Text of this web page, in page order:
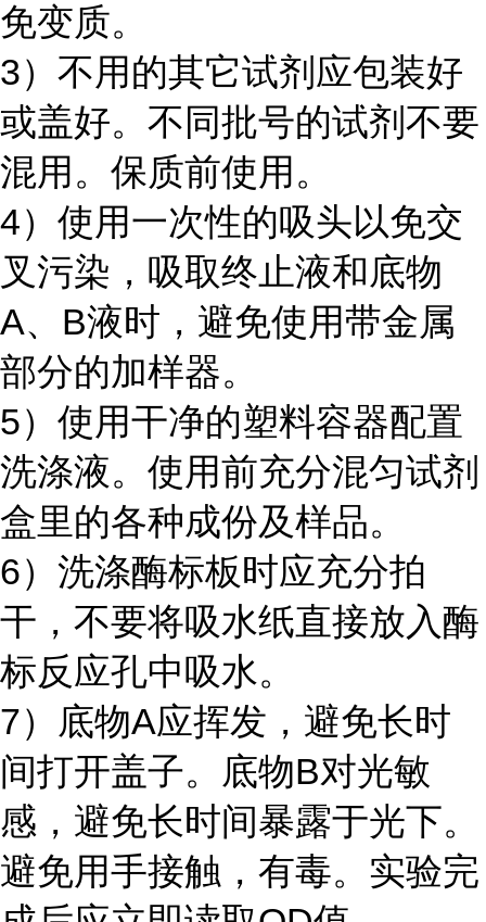
免变质。
3）不用的其它试剂应包装好
或盖好。不同批号的试剂不要
混用。保质前使用。
4）使用一次性的吸头以免交
叉污染，吸取终止液和底物
A、B液时，避免使用带金属
部分的加样器。
5）使用干净的塑料容器配置
洗涤液。使用前充分混匀试剂
盒里的各种成份及样品。
6）洗涤酶标板时应充分拍
干，不要将吸水纸直接放入酶
标反应孔中吸水。
7）底物A应挥发，避免长时
间打开盖子。底物B对光敏
感，避免长时间暴露于光下。
避免用手接触，有毒。实验完